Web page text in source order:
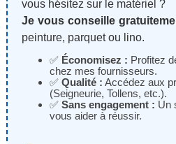
vous hésitez sur le matériel ?
Je vous conseille
peinture, parquet ou lino.
✅ Économisez : Profitez
chez mes fournisseurs.
✅ Qualité : Accédez aux
(Seigneurie, Tollens, etc.).
✅ Sans engagement : Un
vous aider à réussir.